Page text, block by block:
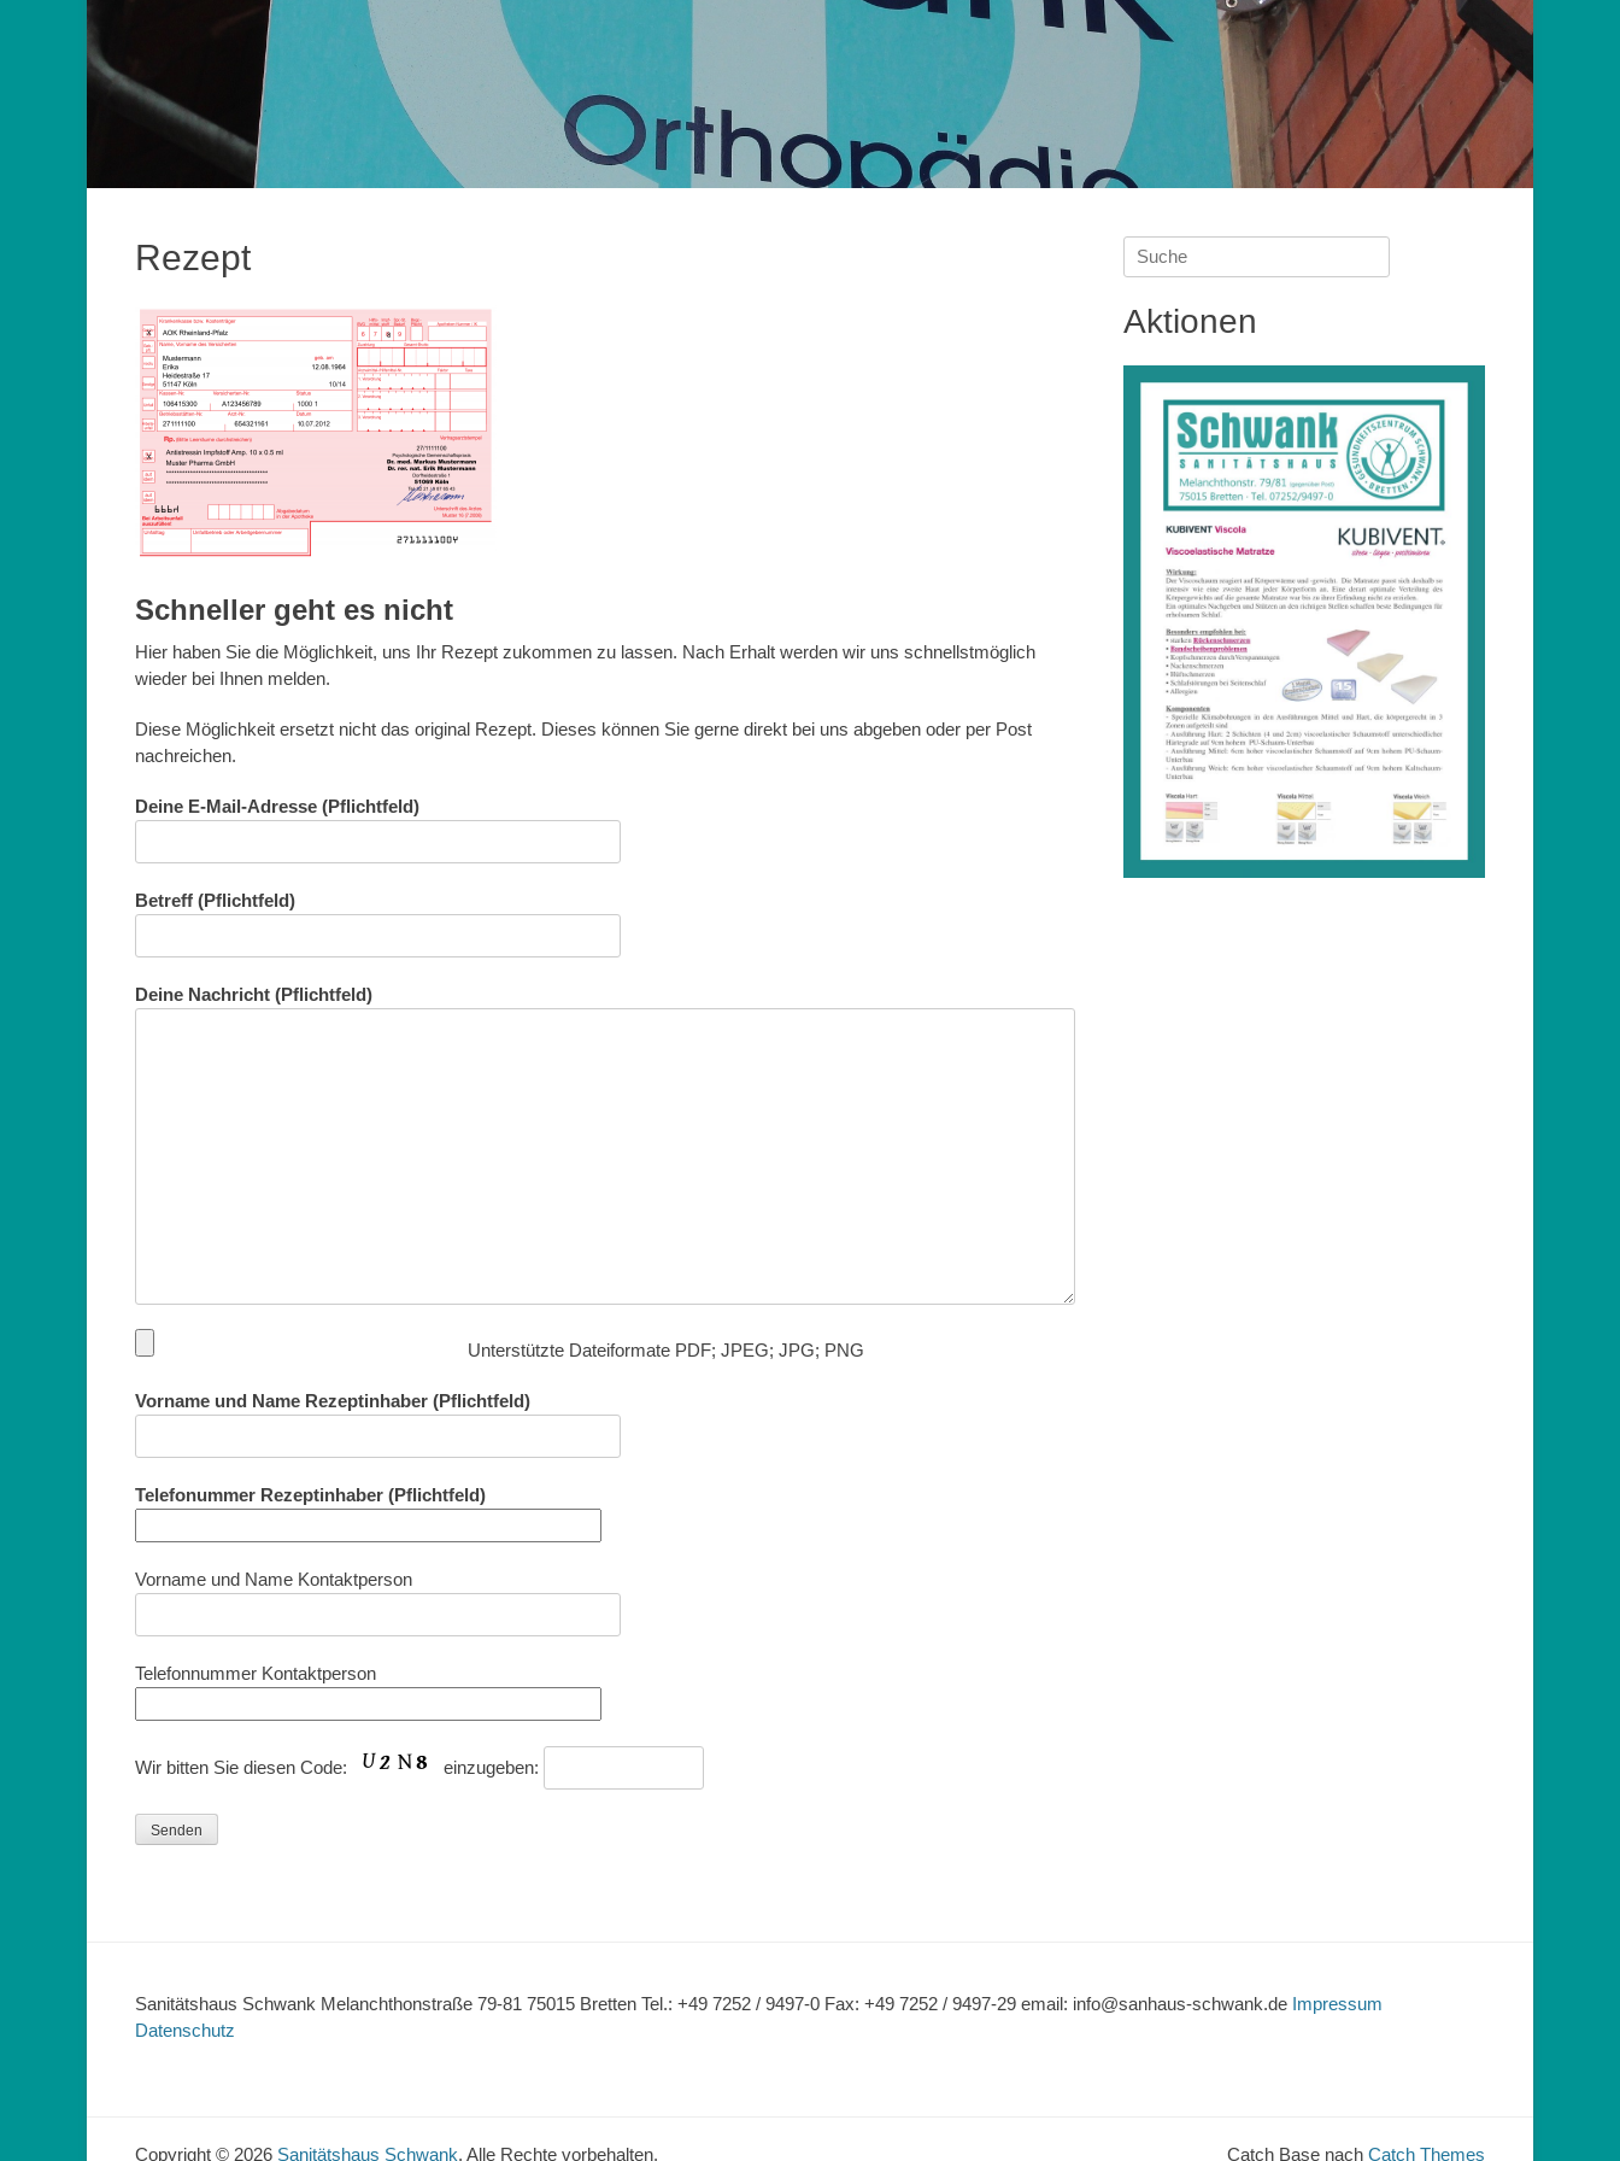
Rezept
Schneller geht es nicht
Hier haben Sie die Möglichkeit, uns Ihr Rezept zukommen zu lassen. Nach Erhalt werden wir uns schnellstmöglich
wieder bei Ihnen melden.
Diese Möglichkeit ersetzt nicht das original Rezept. Dieses können Sie gerne direkt bei uns abgeben oder per Post
nachreichen.
Deine E-Mail-Adresse (Pflichtfeld)
Betreff (Pflichtfeld)
Deine Nachricht (Pflichtfeld)
Unterstützte Dateiformate PDF; JPEG; JPG; PNG
Vorname und Name Rezeptinhaber (Pflichtfeld)
Telefonummer Rezeptinhaber (Pflichtfeld)
Vorname und Name Kontaktperson
Telefonnummer Kontaktperson
Wir bitten Sie diesen Code: einzugeben:
Suche
nach:
Aktionen
Sanitätshaus Schwank Melanchthonstraße 79-81 75015 Bretten Tel.: +49 7252 / 9497-0 Fax: +49 7252 / 9497-29 email: info@sanhaus-schwank.de Impressum
Datenschutz
Copyright © 2026 Sanitätshaus Schwank. Alle Rechte vorbehalten. Catch Base nach Catch Themes